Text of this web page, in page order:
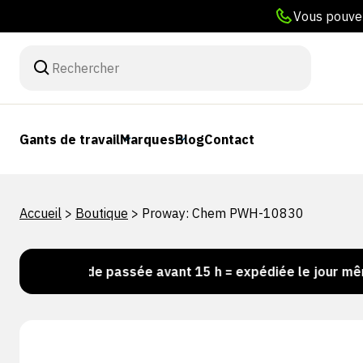
Vous
Gants de travailMarquesBlogContact
Accueil > Boutique > Proway: Chem PWH-10830
passée avant 15 h = expédiée le jour même